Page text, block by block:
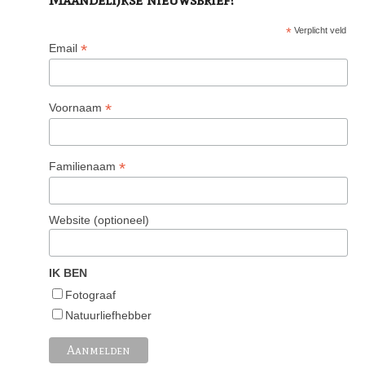
*Verplicht veld
Email *
Voornaam *
Familienaam *
Website (optioneel)
IK BEN
Fotograaf
Natuurliefhebber